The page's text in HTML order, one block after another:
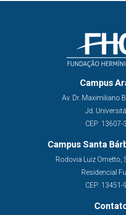
Campus
Av. Dr. Maximiliano
Jd.
CEP: 13607-
Campus Santa
Rodovia Luiz Ometto,
Residencial
CEP: 13451-